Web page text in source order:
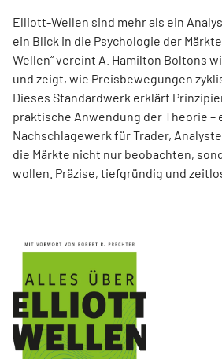
Elliott-Wellen sind mehr als ein
ein Blick in die Psychologie der
Wellen“ vereint A. Hamilton Boltons
und zeigt, wie Preisbewegungen
Dieses Standardwerk erklärt
praktische Anwendung der Theorie –
Nachschlagewerk für Trader,
die Märkte nicht nur beobachten,
wollen. Präzise, tiefgründig und